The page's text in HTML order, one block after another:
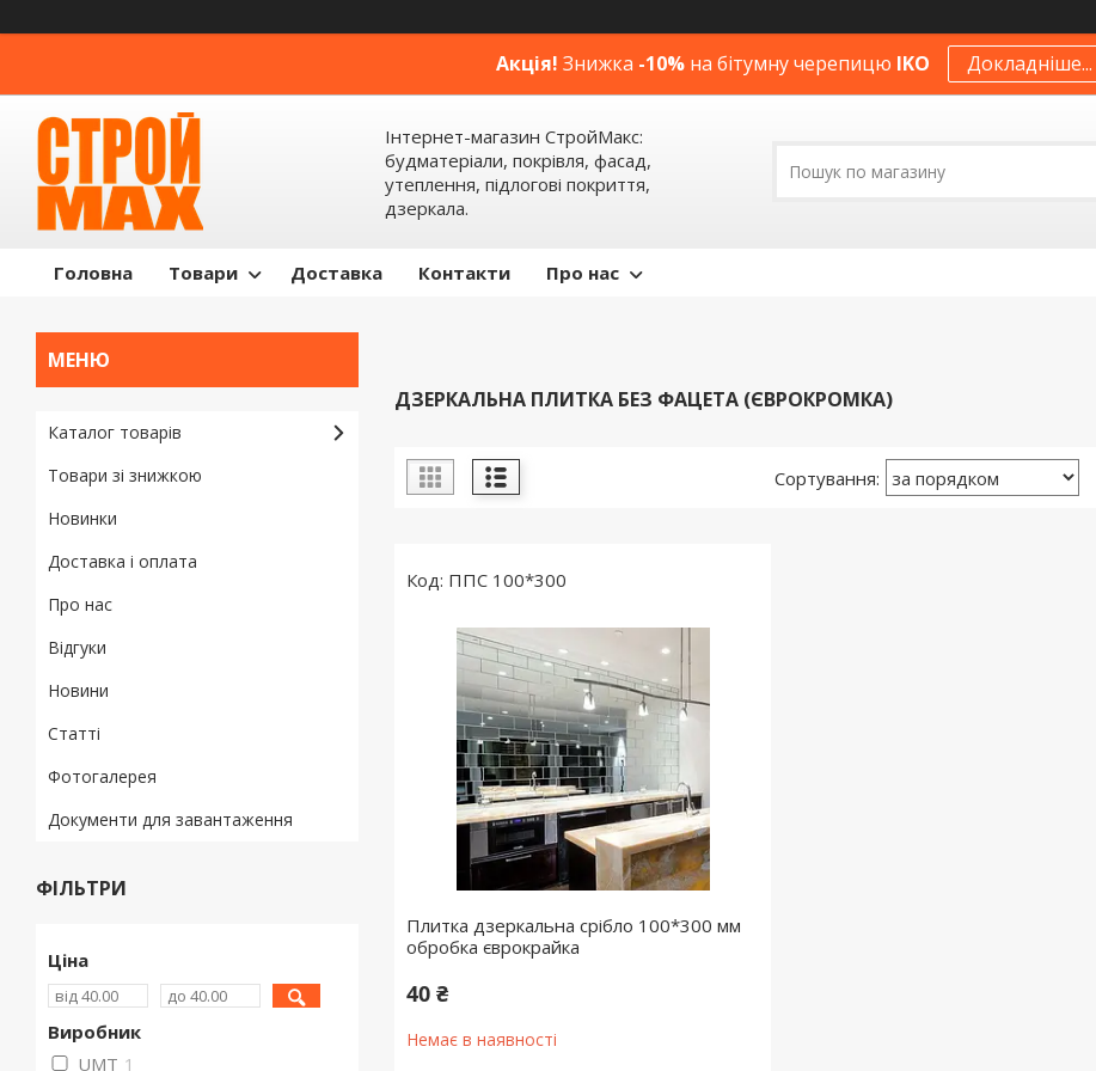
Акція! Знижка -10%на бітумну черепицю IKO Докладніше...
Інтернет-магазин СтройМакс:
будматеріали, покрівля, фасад,
утеплення, підлогові покриття,
дзеркала.
Головна Товари Доставка Контакти Про нас
ДЗЕРКАЛЬНА ПЛИТКА БЕЗ ФАЦЕТА (ЄВРОКРОМКА)
ППС 100*300
Плитка дзеркальна срібло 100*300 мм
обробка єврокрайка
40 ₴
Немає в наявності
Каталог товарів
Товари зі знижкою
Новинки
Доставка і оплата
Про нас
Відгуки
Новини
Статті
Фотогалерея
Документи для завантаження
ФІЛЬТРИ
Ціна
Виробник
UMT 1